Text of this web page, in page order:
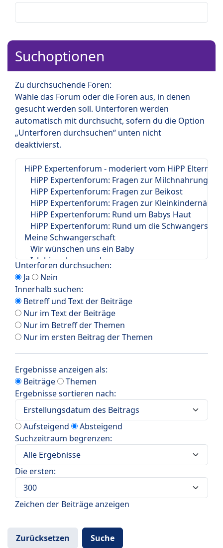
Suchoptionen
Zu durchsuchende Foren:
Wähle das Forum oder die Foren aus, in denen
gesucht werden soll. Unterforen werden
automatisch mit durchsucht, sofern du die Option
„Unterforen durchsuchen“ unten nicht
deaktivierst.
Unterforen durchsuchen:
Ja
Nein
Innerhalb suchen:
Betreff und Text der Beiträge
Nur im Text der Beiträge
Nur im Betreff der Themen
Nur im ersten Beitrag der Themen
Ergebnisse anzeigen als:
Beiträge
Themen
Ergebnisse sortieren nach:
Aufsteigend
Absteigend
Suchzeitraum begrenzen:
Die ersten:
Zeichen der Beiträge anzeigen